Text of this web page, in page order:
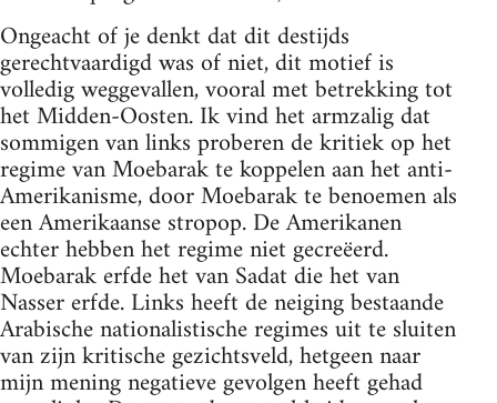
Ongeacht of je denkt dat dit destijds
gerechtvaardigd was of niet, dit motief is
volledig weggevallen, vooral met betrekking tot
het Midden-Oosten. Ik vind het armzalig dat
sommigen van links proberen de kritiek op het
regime van Moebarak te koppelen aan het anti-
Amerikanisme, door Moebarak te benoemen als
een Amerikaanse stropop. De Amerikanen
echter hebben het regime niet gecreëerd.
Moebarak erfde het van Sadat die het van
Nasser erfde. Links heeft de neiging bestaande
Arabische nationalistische regimes uit te sluiten
van zijn kritische gezichtsveld, hetgeen naar
mijn mening negatieve gevolgen heeft gehad